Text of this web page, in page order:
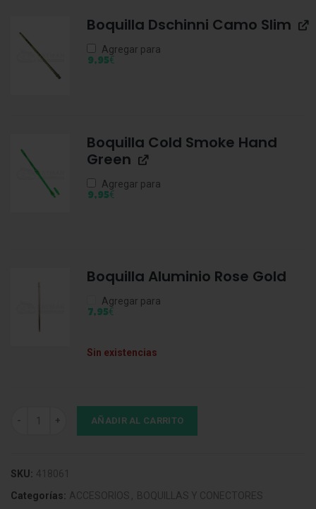
Boquilla Dschinni Camo Slim
Agregar para
9,95€
Boquilla Cold Smoke Hand
Green
Agregar para
9,95€
Boquilla Aluminio Rose Gold
Agregar para
7,95€
Sin existencias
Boquilla Glass Cloud Lava cantidad
AÑADIR AL CARRITO
SKU: 418061
Categorías: ACCESORIOS , BOQUILLAS Y CONECTORES